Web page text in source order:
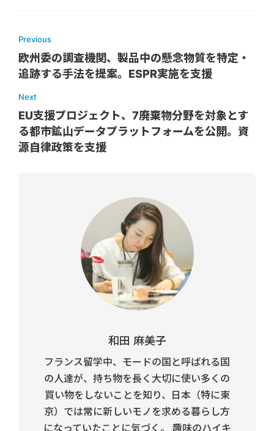
Previous
欧州委の調査機関、製品中の懸念物質を特定・
追跡する手法を提案。ESPR実施を支援
Next
EU支援プロジェクト、7廃棄物分野を対象とす
る都市鉱山データプラットフォームを公開。資
源自律政策を支援
和田 麻美子
フランス留学中、モードの国と呼ばれる国
の人達が、持ち物を長く大切に使い多くの
買い物をしないことを知り、日本（特に東
京）では常に新しいモノを求める暮らし方
になっていたことに気づく。 趣味のハイキ